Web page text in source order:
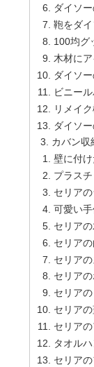
ダイソ
鞄をダ
100均グ
木材に
ダイソ
ビニー
リメイ
ダイソ
カバン収
壁に付
プラス
セリア
可愛い
セリア
セリア
セリア
セリア
セリア
セリア
セリア
タオル
セリア